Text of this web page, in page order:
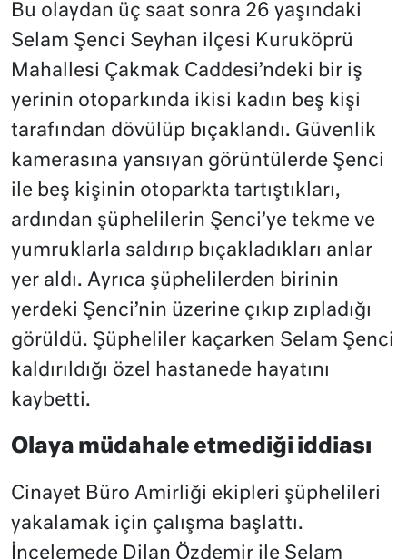
Bu olaydan üç saat sonra 26 yaşındaki
Selam Şenci Seyhan ilçesi Kuruköprü
Mahallesi Çakmak Caddesi’ndeki bir iş
yerinin otoparkında ikisi kadın beş kişi
tarafından dövülüp bıçaklandı. Güvenlik
kamerasına yansıyan görüntülerde Şenci
ile beş kişinin otoparkta tartıştıkları,
ardından şüphelilerin Şenci’ye tekme ve
yumruklarla saldırıp bıçakladıkları anlar
yer aldı. Ayrıca şüphelilerden birinin
yerdeki Şenci’nin üzerine çıkıp zıpladığı
görüldü. Şüpheliler kaçarken Selam Şenci
kaldırıldığı özel hastanede hayatını
kaybetti.
Olaya müdahale etmediği iddiası
Cinayet Büro Amirliği ekipleri şüphelileri
yakalamak için çalışma başlattı.
İncelemede Dilan Özdemir ile Selam